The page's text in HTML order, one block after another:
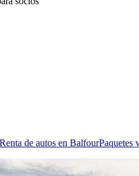
Renta de autos en BalfourPaquetes